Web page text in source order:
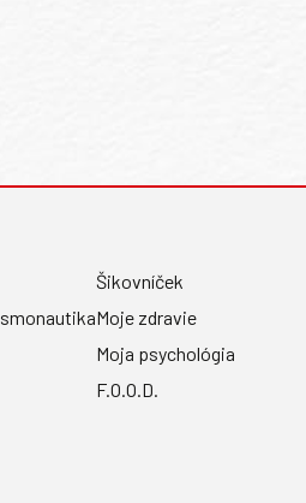
Šikovníček
Moje zdravie
Moja psychológia
F.O.O.D.